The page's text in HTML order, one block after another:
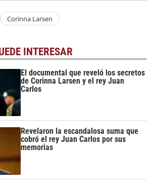
Corinna Larsen
INTERESAR
El documental que reveló los secretos
de Corinna Larsen y el rey Juan
Carlos
Revelaron la escandalosa suma que
cobró el rey Juan Carlos por sus
memorias